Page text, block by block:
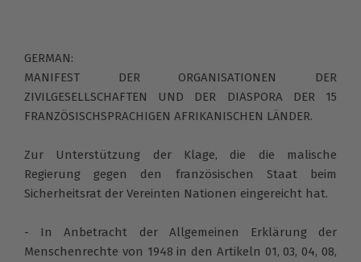
GERMAN:
MANIFEST DER ORGANISATIONEN DER
ZIVILGESELLSCHAFTEN UND DER DIASPORA DER 15
FRANZÖSISCHSPRACHIGEN AFRIKANISCHEN LÄNDER.
Zur Unterstützung der Klage, die die malische
Regierung gegen den französischen Staat beim
Sicherheitsrat der Vereinten Nationen eingereicht hat.
- In Anbetracht der Allgemeinen Erklärung der
Menschenrechte von 1948 in den Artikeln 01, 03, 04, 08,